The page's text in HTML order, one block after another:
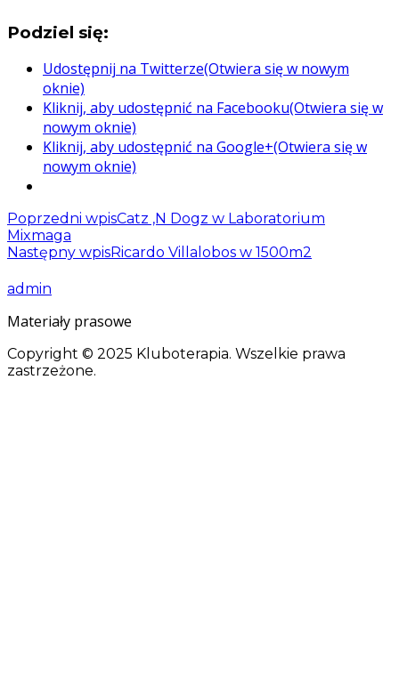
Podziel się:
Udostępnij na Twitterze(Otwiera się w nowym
oknie)
Kliknij, aby udostępnić na Facebooku(Otwiera się w
nowym oknie)
Kliknij, aby udostępnić na Google+(Otwiera się w
nowym oknie)
Poprzedni wpisCatz ‚N Dogz w Laboratorium
Mixmaga
Następny wpisRicardo Villalobos w 1500m2
admin
Materiały prasowe
Copyright © 2025 Kluboterapia. Wszelkie prawa
zastrzeżone.